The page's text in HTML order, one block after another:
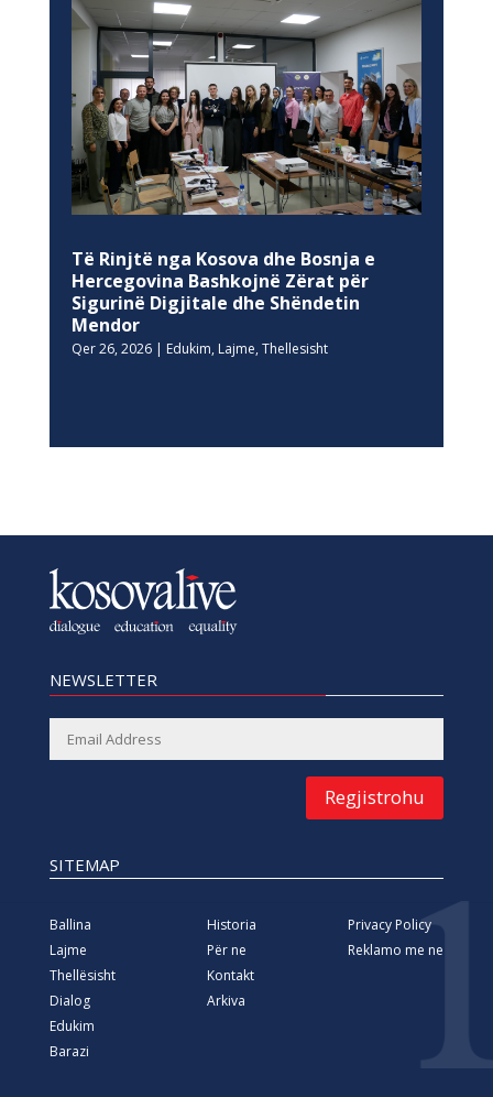
Të Rinjtë nga Kosova dhe Bosnja e
Hercegovina Bashkojnë Zërat për
Sigurinë Digjitale dhe Shëndetin
Mendor
Qer 26, 2026| Edukim, Lajme, Thellesisht
NEWSLETTER
Regjistrohu
SITEMAP
Ballina
Lajme
Thellësisht
Dialog
Edukim
Barazi
Historia
Për ne
Kontakt
Arkiva
Privacy Policy
Reklamo me ne